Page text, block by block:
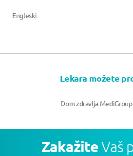
Engleski
Lekara možete
Dom zdravlja
ZakažiteVaš